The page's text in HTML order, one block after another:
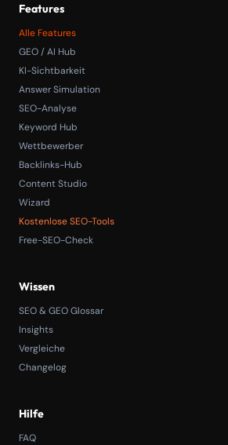
Features
Alle Features
GEO / AI Hub
KI-Sichtbarkeit
Answer Simulation
SEO-Analyse
Keyword Hub
Wettbewerber
Backlinks-Hub
Content Studio
Wizard
Kostenlose SEO-Tools
Free-SEO-Check
Wissen
SEO & GEO Glossar
Insights
Vergleiche
Changelog
Hilfe
FAQ